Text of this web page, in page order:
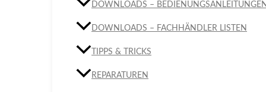
DOWNLOADS –
DOWNLOADS – FACHHÄNDLER LISTEN
TIPPS & TRICKS
REPARATUREN